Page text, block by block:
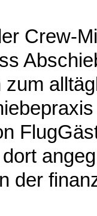
Crew-
zum
der